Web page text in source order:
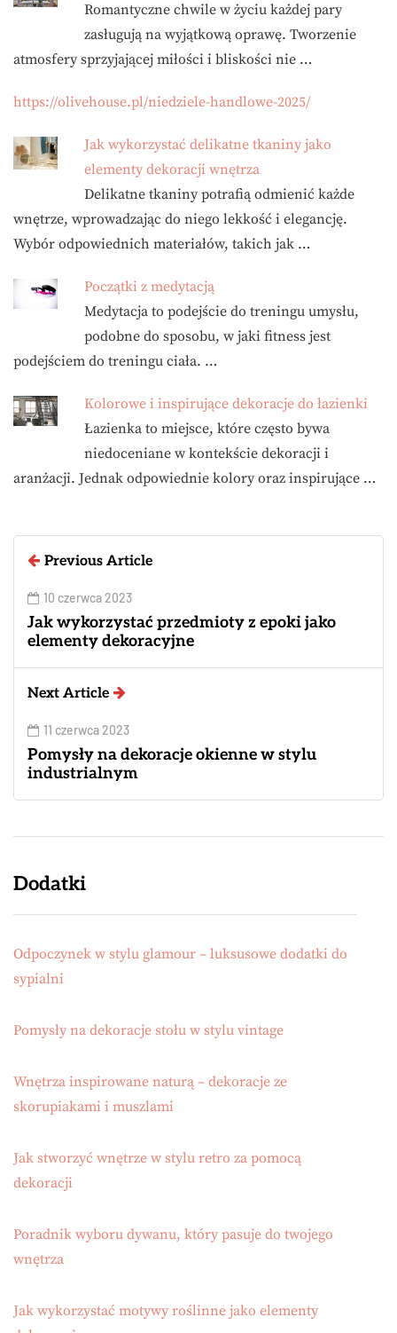
Romantyczne chwile w życiu każdej pary
zasługują na wyjątkową oprawę. Tworzenie
atmosfery sprzyjającej miłości i bliskości nie …
https://olivehouse.pl/niedziele-handlowe-2025/
Jak wykorzystać delikatne tkaniny jako
elementy dekoracji wnętrza
Delikatne tkaniny potrafią odmienić każde
wnętrze, wprowadzając do niego lekkość i elegancję.
Wybór odpowiednich materiałów, takich jak …
Początki z medytacją
Medytacja to podejście do treningu umysłu,
podobne do sposobu, w jaki fitness jest
podejściem do treningu ciała. …
Kolorowe i inspirujące dekoracje do łazienki
Łazienka to miejsce, które często bywa
niedoceniane w kontekście dekoracji i
aranżacji. Jednak odpowiednie kolory oraz inspirujące …
Previous Article
10 czerwca 2023
Jak wykorzystać przedmioty z epoki jako
elementy dekoracyjne
Next Article
11 czerwca 2023
Pomysły na dekoracje okienne w stylu
industrialnym
Dodatki
Odpoczynek w stylu glamour – luksusowe dodatki do
sypialni
Pomysły na dekoracje stołu w stylu vintage
Wnętrza inspirowane naturą – dekoracje ze
skorupiakami i muszlami
Jak stworzyć wnętrze w stylu retro za pomocą
dekoracji
Poradnik wyboru dywanu, który pasuje do twojego
wnętrza
Jak wykorzystać motywy roślinne jako elementy